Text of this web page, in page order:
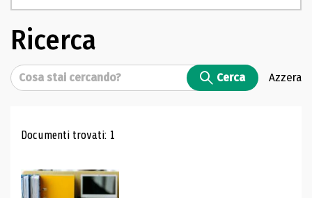
Ricerca
Cerca Cerca Azzera
Risultati di ricerca
Documenti trovati: 1